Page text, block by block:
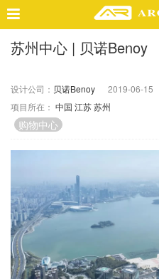
精选案例
景 观
室 内
视 频
头条资讯
业 界
机 构
地 产
快速搜索
苏州中心 | 贝诺Benoy
设计公司： 贝诺Benoy
2019-06-15
项目所在： 中国 江苏苏州
购物中心